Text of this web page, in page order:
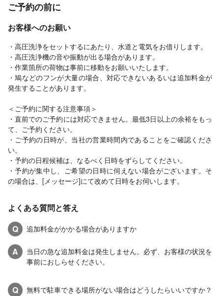
ご予約の前に
お客様へのお願い
・高圧洗浄をセットするにあたり、水道と電気をお借りします。
・高圧洗浄機の音や振動が出る場合があります。
・作業箇所の荷物は事前に移動をお願いいたします。
・鳩などのフンが大量の場合、対応できないあるいは追加料金が
発生することがあります。
＜ご予約に関する注意事項＞
・直前でのご予約には対応できません。最低3日以上の余裕をもっ
て、ご予約ください。
・ご予約の日時が、当社の営業時間内であることをご確認くださ
い。
・予約の日程候補は、なるべく日時をずらしてください。
・予約が集中し、ご希望の日時に伺えない場合がございます。そ
の場合は、[メッセージ]にて改めて日時をお伺いします。
よくある質問と答え
Q
追加料金がかかる場合がありますか
A
当日の急な追加料金は発生しません。必ず、お客様の状況を
事前におしらせください。
Q 無料で駐車できる場所がない場合はどうしたらいいですか？